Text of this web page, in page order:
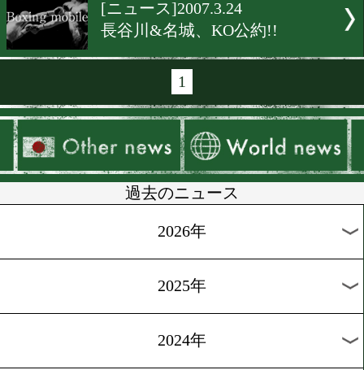
判定勝ちの亀田、王者ポン
レックに挑戦状!
[ニュース]2007.6.22
グリーンツダ戸塚マネジャ
厳重注意
[ニュース]2007.7.20
内藤VS亀田、夢の対決実
[ニュース]2007.7.20
相沢国之、9月に世界挑戦